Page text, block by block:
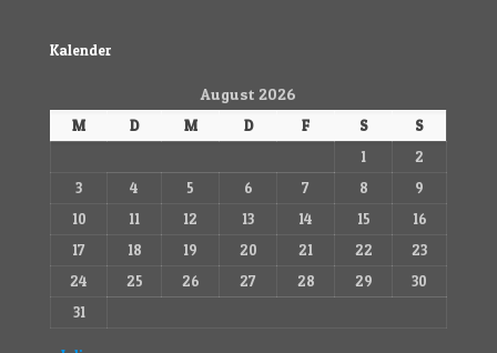
Kalender
August 2026
M D M D F S
S
1
2
3
4 5 6 7 8
9
10
11 12 13 14 15
16
17
18 19 20 21 22
23
24
25 26 27 28 29
30
31